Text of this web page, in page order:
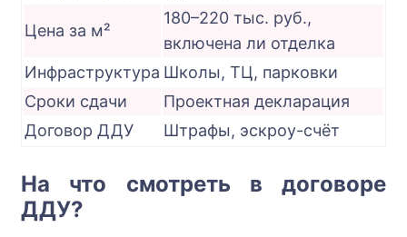
Цена за м²
180–220 тыс. руб.,
включена ли отделка
Инфраструктура Школы, ТЦ, парковки
Сроки сдачи
Проектная декларация
Договор ДДУ
Штрафы, эскроу-счёт
На что смотреть в договоре
ДДУ?